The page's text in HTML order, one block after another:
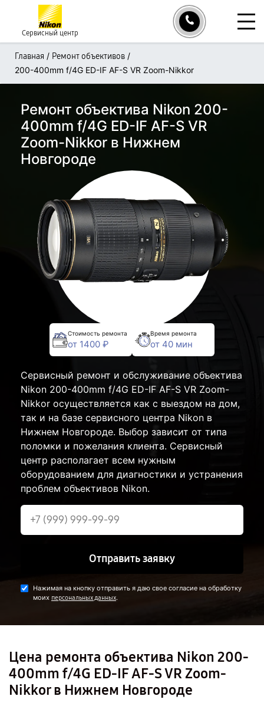
Сервисный центр
Главная / Ремонт объективов /
200-400mm f/4G ED-IF AF-S VR Zoom-Nikkor
Ремонт объектива Nikon 200-
400mm f/4G ED-IF AF-S VR
Zoom-Nikkor в Нижнем
Новгороде
Стоимость ремонта
от 1400 ₽
Время ремонта
от 40 мин
Сервисный ремонт и обслуживание объектива
Nikon 200-400mm f/4G ED-IF AF-S VR Zoom-
Nikkor осуществляется как с выездом на дом,
так и на базе сервисного центра Nikon в
Нижнем Новгороде. Выбор зависит от типа
поломки и пожелания клиента. Сервисный
центр располагает всем нужным
оборудованием для диагностики и устранения
проблем объективов Nikon.
Отправить заявку
Нажимая на кнопку отправить я даю свое согласие на обработку
моих персональных данных.
Цена ремонта объектива Nikon 200-
400mm f/4G ED-IF AF-S VR Zoom-
Nikkor в Нижнем Новгороде